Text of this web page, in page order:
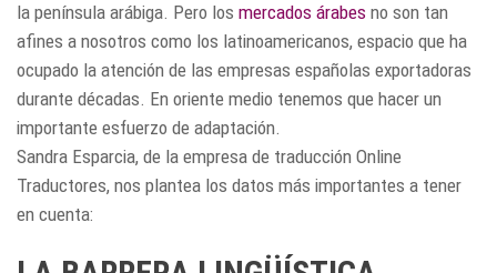
la península arábiga. Pero los mercados árabes no son tan
afines a nosotros como los latinoamericanos, espacio que ha
ocupado la atención de las empresas españolas exportadoras
durante décadas. En oriente medio tenemos que hacer un
importante esfuerzo de adaptación.
Sandra Esparcia, de la empresa de traducción Online
Traductores, nos plantea los datos más importantes a tener
en cuenta: